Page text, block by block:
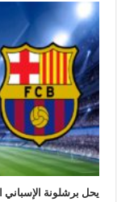
يحل برشلونة الإسباني